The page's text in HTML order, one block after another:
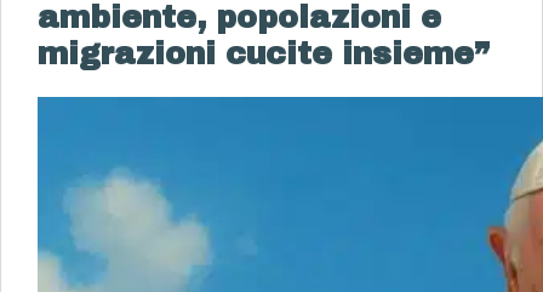
ambiente, popolazioni e
migrazioni cucite insieme”